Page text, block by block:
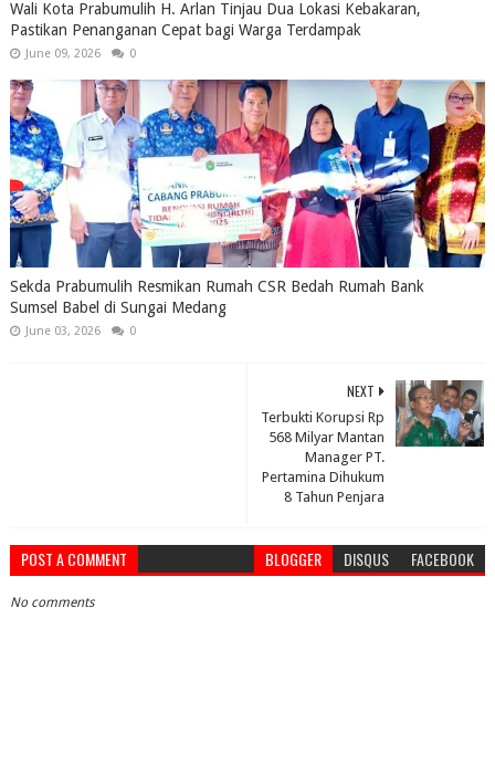
Wali Kota Prabumulih H. Arlan Tinjau Dua Lokasi Kebakaran,
Pastikan Penanganan Cepat bagi Warga Terdampak
June 09, 2026 0
Sekda Prabumulih Resmikan Rumah CSR Bedah Rumah Bank
Sumsel Babel di Sungai Medang
June 03, 2026 0
NEXT
Terbukti Korupsi Rp
568 Milyar Mantan
Manager PT.
Pertamina Dihukum
8 Tahun Penjara
POST A COMMENT BLOGGER DISQUS FACEBOOK
No comments